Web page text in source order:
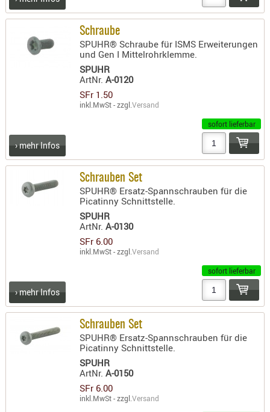
Schraube
SPUHR® Schraube für ISMS Erweiterungen
und Gen I Mittelrohrklemme.
SPUHR
ArtNr.A-0120
SFr 1.50
inkl.MwSt - zzgl.Versand
sofort lieferbar
› mehr Infos
Schrauben Set
SPUHR® Ersatz-Spannschrauben für die
Picatinny Schnittstelle.
SPUHR
ArtNr.A-0130
SFr 6.00
inkl.MwSt - zzgl.Versand
sofort lieferbar
› mehr Infos
Schrauben Set
SPUHR® Ersatz-Spannschrauben für die
Picatinny Schnittstelle.
SPUHR
ArtNr.A-0150
SFr 6.00
inkl.MwSt - zzgl.Versand